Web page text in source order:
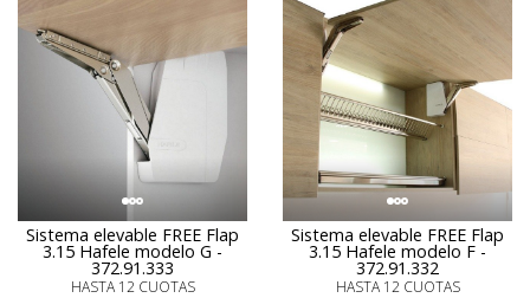
Sistema elevable FREE Flap
3.15 Hafele modelo G -
372.91.333
HASTA 12 CUOTAS
Sistema elevable FREE Flap
3.15 Hafele modelo F -
372.91.332
HASTA 12 CUOTAS